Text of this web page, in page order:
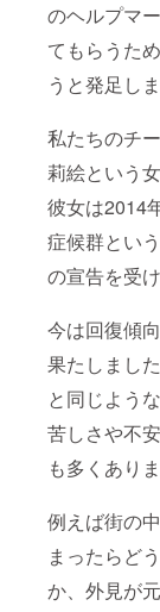
のヘルプマ
てもらうた
うと発足しま
私たちのチ
莉絵という
彼女は2014
症候群とい
の宣告を受け
今は回復傾
果たしまし
と同じよう
苦しさや不
も多くありま
例えば街の
まったらど
か、外見が